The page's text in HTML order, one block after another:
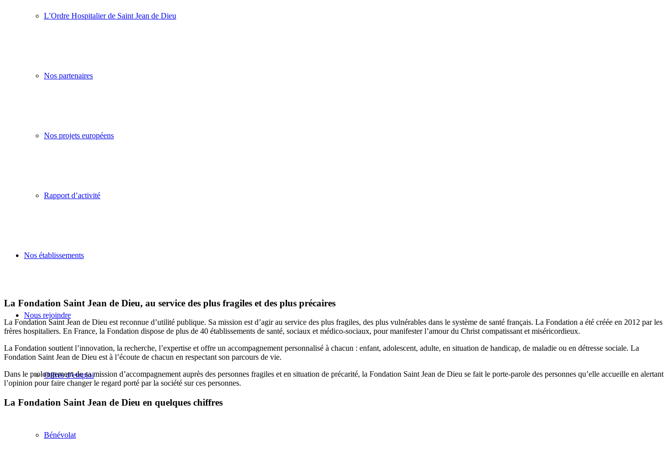
L’Ordre Hospitalier de Saint Jean de Dieu
Nos partenaires
Nos projets européens
Rapport d’activité
Nos établissements
Nous rejoindre
Offres d’emploi
Bénévolat
La Fondation Saint Jean de Dieu, au service des plus fragiles et des plus précaires
La Fondation Saint Jean de Dieu est reconnue d’utilité publique. Sa mission est d’agir au service des plus fragiles, des plus vulnérables dans le système de santé français. La Fondation a été créée en 2012 par les
frères hospitaliers. En France, la Fondation dispose de plus de 40 établissements de santé, sociaux et médico-sociaux, pour manifester l’amour du Christ compatissant et miséricordieux.
La Fondation soutient l’innovation, la recherche, l’expertise et offre un accompagnement personnalisé à chacun : enfant, adolescent, adulte, en situation de handicap, de maladie ou en détresse sociale. La
Fondation Saint Jean de Dieu est à l’écoute de chacun en respectant son parcours de vie.
Dans le prolongement de sa mission d’accompagnement auprès des personnes fragiles et en situation de précarité, la Fondation Saint Jean de Dieu se fait le porte-parole des personnes qu’elle accueille en alertant
l’opinion pour faire changer le regard porté par la société sur ces personnes.
La Fondation Saint Jean de Dieu en quelques chiffres